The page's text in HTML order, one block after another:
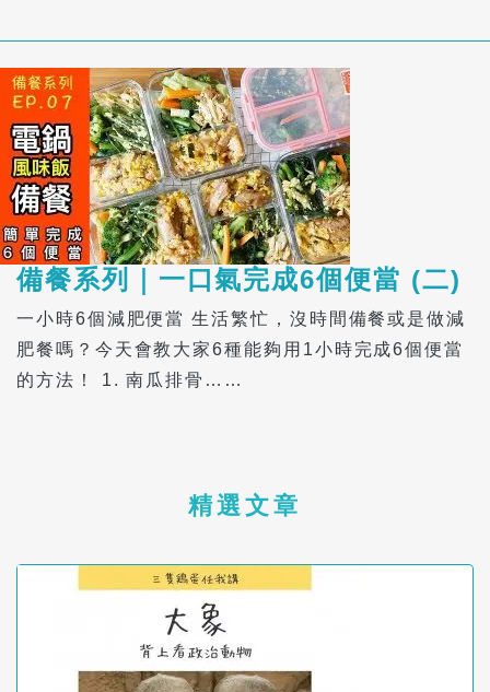
備餐系列｜一口氣完成6個便當 (二)
一小時6個減肥便當 生活繁忙，沒時間備餐或是做減
肥餐嗎？今天會教大家6種能夠用1小時完成6個便當
的方法！ 1. 南瓜排骨……
精選文章